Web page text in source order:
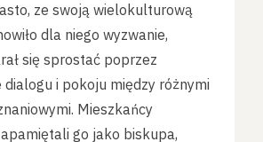
ze swoją wielokulturową
dla niego wyzwanie,
się sprostać poprzez
dialogu i pokoju między różnymi
Mieszkańcy
go jako biskupa,